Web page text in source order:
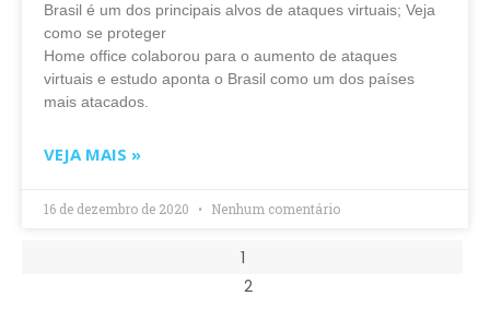
Brasil é um dos principais alvos de ataques virtuais; Veja
como se proteger
Home office colaborou para o aumento de ataques
virtuais e estudo aponta o Brasil como um dos países
mais atacados.
VEJA MAIS »
16 de dezembro de 2020 Nenhum comentário
1
2